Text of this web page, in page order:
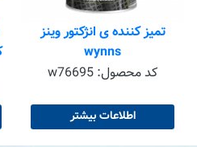
تمیز کننده ی انژکتور وینز
wynns
کد محصول: w76695
اطلاعات بیشتر